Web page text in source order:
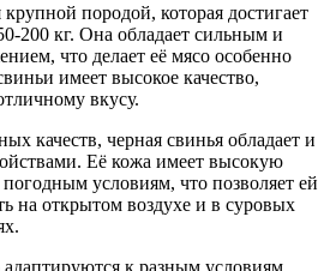
крупной породой, которая достигает
200 кг. Она обладает сильным и
что делает её мясо особенно
имеет высокое качество,
вкусу.
качеств, черная свинья обладает и
Её кожа имеет высокую
условиям, что позволяет ей
на открытом воздухе и в суровых
к разным условиям